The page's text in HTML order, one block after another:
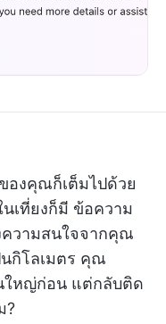
องคุณก็เต็มไปด้วย
เที่ยงก็มี ข้อความ
ความสนใจจากคุณ
นกิโลเมตร คุณ
ใหญ่ก่อน แต่กลับติด
?